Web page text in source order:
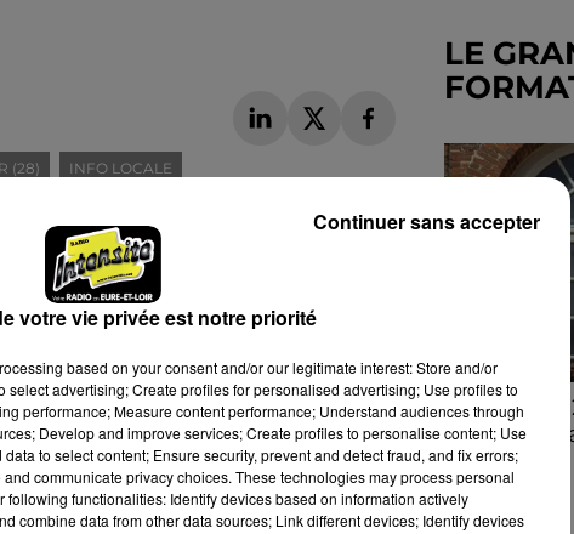
(28) INFO LOCALE
LE
dévoile les
À quelques
édition de
septembre
votre vie privée est notre priorité
based on your consent and/or our legitimate interest: Store and/or
advertising; Create profiles for personalised advertising; Use profiles to
performance; Measure content performance; Understand audiences through
Develop and improve services; Create profiles to personalise content; Use
to select content; Ensure security, prevent and detect fraud, and fix errors;
communicate privacy choices. These technologies may process personal
functionalities: Identify devices based on information actively
combine data from other data sources; Link different devices; Identify devices
Continuer sans accepter